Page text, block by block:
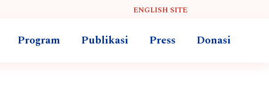
ENGLISH SITE
Program Publikasi Press Donasi